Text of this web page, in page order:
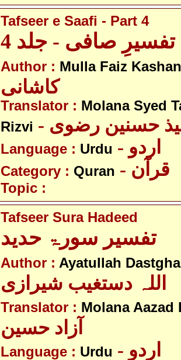
Tafseer e Saafi - Part 4
تفسیرِ صافی - جلد 4
Author : Mulla Faiz
کاشانی
Translator : Molana Syed
Rizvi
حسنین رضوی
Language : Urdu - اردو
Category : Quran - قرآن
Topic :
Tafseer Sura Hadeed
تفسیر سورۃ حدید
Author : Ayatullah
اللہ دستغیب شیرازی
Translator : Molana Aazad
آزاد حسین
Language : Urdu - اردو